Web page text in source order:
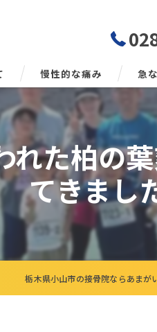
て
慢性的な痛み 急
れた柏の
てきまし
栃木県小山市の接骨院ならあまが